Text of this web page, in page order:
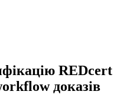
REDcert
доказів